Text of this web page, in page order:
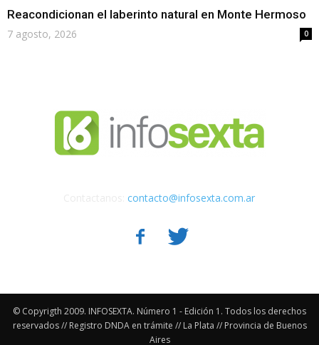
Reacondicionan el laberinto natural en Monte Hermoso
7 agosto, 2026 0
contacto@infosexta.com.ar
© Copyrigth 2009. INFOSEXTA. Número 1 - Edición 1. Todos los derechos
reservados // Registro DNDA en trámite // La Plata // Provincia de Buenos
Aires